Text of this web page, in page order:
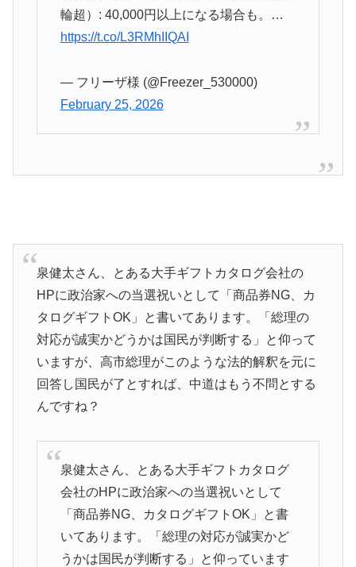
輪超）: 40,000円以上になる場合も。…
https://t.co/L3RMhIIQAI
— フリーザ様 (@Freezer_530000)
February 25, 2026
泉健太さん、とある大手ギフトカタログ会社の
HPに政治家への当選祝いとして「商品券NG、カ
タログギフトOK」と書いてあります。「総理の
対応が誠実かどうかは国民が判断する」と仰って
いますが、高市総理がこのような法的解釈を元に
回答し国民が了とすれば、中道はもう不問とする
んですね？
泉健太さん、とある大手ギフトカタログ
会社のHPに政治家への当選祝いとして
「商品券NG、カタログギフトOK」と書
いてあります。「総理の対応が誠実かど
うかは国民が判断する」と仰っています